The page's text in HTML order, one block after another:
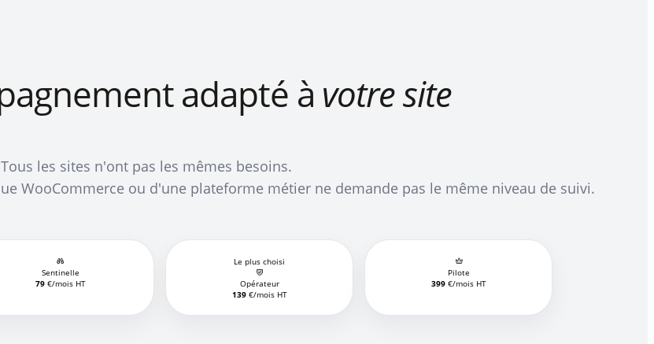
adapté à votre site
Tous les sites n'ont pas les mêmes besoins.
WooCommerce ou d'une plateforme métier ne demande pas le même niveau de suivi.
Sentinelle
79€/mois HT
Le plus choisi
Opérateur
139€/mois HT
Pilote
399€/mois HT